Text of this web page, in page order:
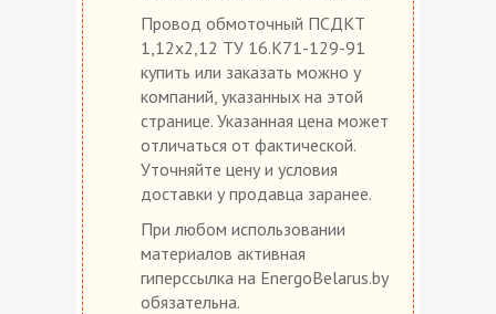
Провод обмоточный ПСДКТ
1,12х2,12 ТУ 16.К71-129-91
купить или заказать можно у
компаний, указанных на этой
странице. Указанная цена может
отличаться от фактической.
Уточняйте цену и условия
доставки у продавца заранее.
При любом использовании
материалов активная
гиперссылка на EnergoBelarus.by
обязательна.